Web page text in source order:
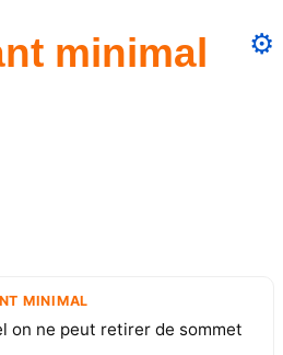
minimal ⚙️
MINIMAL
on ne peut retirer de sommet